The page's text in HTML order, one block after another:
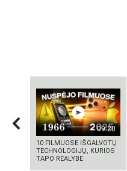
09:20
10 FILMUOSE IŠGALVOTŲ
TECHNOLOGIJŲ, KURIOS
TAPO REALYBE